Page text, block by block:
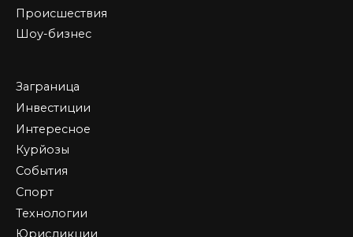
Происшествия
Шоу-бизнес
Заграница
Инвестиции
Интересное
Курйозы
События
Спорт
Технологии
Юрисдикции